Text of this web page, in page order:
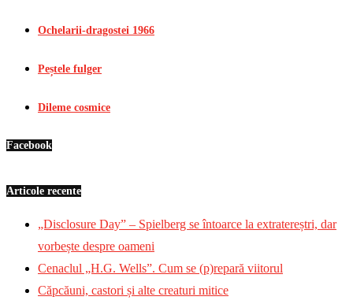
Ochelarii-dragostei 1966
Peștele fulger
Dileme cosmice
Facebook
Articole recente
„Disclosure Day” – Spielberg se întoarce la extratereștri, dar
vorbește despre oameni
Cenaclul „H.G. Wells”. Cum se (p)repară viitorul
Căpcăuni, castori și alte creaturi mitice